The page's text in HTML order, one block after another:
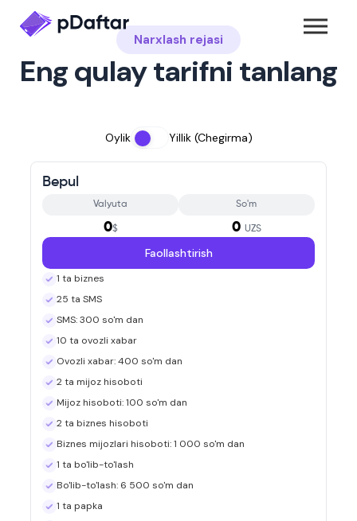
Narxlash rejasi
Eng qulay tarifni tanlang
Oylik Yillik (Chegirma)
Bepul
Valyuta
0$
So'm
0 UZS
Faollashtirish
1 ta biznes
25 ta SMS
SMS: 300 so'm dan
10 ta ovozli xabar
Ovozli xabar: 400 so'm dan
2 ta mijoz hisoboti
Mijoz hisoboti: 100 so'm dan
2 ta biznes hisoboti
Biznes mijozlari hisoboti: 1 000 so'm dan
1 ta bo'lib-to'lash
Bo'lib-to'lash: 6 500 so'm dan
1 ta papka